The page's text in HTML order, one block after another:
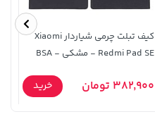
خرید
کیف تبلت چرمی شیاردار Xiaomi
Redmi Pad SE - مشکی - BSA
382,900 تومان خرید